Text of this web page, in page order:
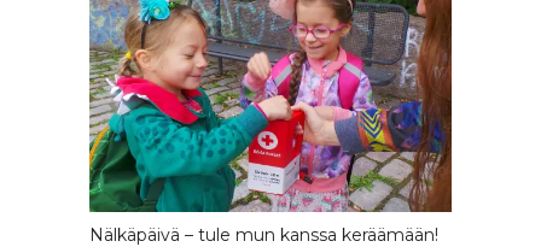
Nälkäpäivä – tule mun kanssa keräämään!